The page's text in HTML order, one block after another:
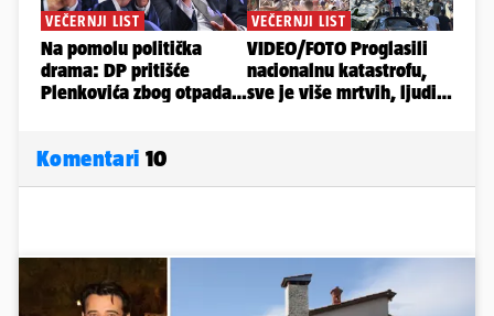
Komentari 10